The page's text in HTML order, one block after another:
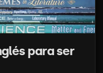
para ser